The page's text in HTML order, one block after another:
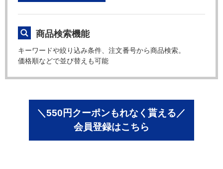
商品検索機能
キーワードや絞り込み条件、注文番号から商品検索。
価格順などで並び替えも可能
＼550円クーポンもれなく貰える／
会員登録はこちら